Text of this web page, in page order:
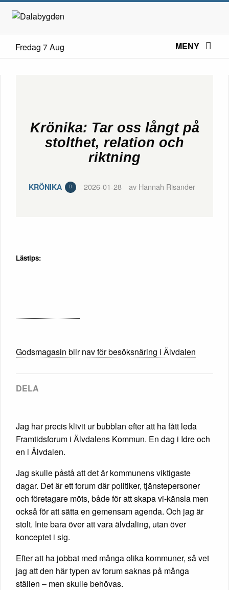
Fredag 7 Aug MENY
Krönika: Tar oss långt på
stolthet, relation och
riktning
KRÖNIKA 2026-01-28 av Hannah Risander
Lästips:
Godsmagasin blir nav för besöksnäring i Älvdalen
Jag har precis klivit ur bubblan efter att ha fått leda
Framtidsforum i Älvdalens Kommun. En dag i Idre och
en i Älvdalen.
Jag skulle påstå att det är kommunens viktigaste
dagar. Det är ett forum där politiker, tjänstepersoner
och företagare möts, både för att skapa vi-känsla men
också för att sätta en gemensam agenda. Och jag är
stolt. Inte bara över att vara älvdaling, utan över
konceptet i sig.
Efter att ha jobbat med många olika kommuner, så vet
jag att den här typen av forum saknas på många
ställen – men skulle behövas.